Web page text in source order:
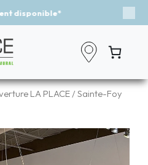
vent de fraîcheur
LA PLACE / Sainte-Foy